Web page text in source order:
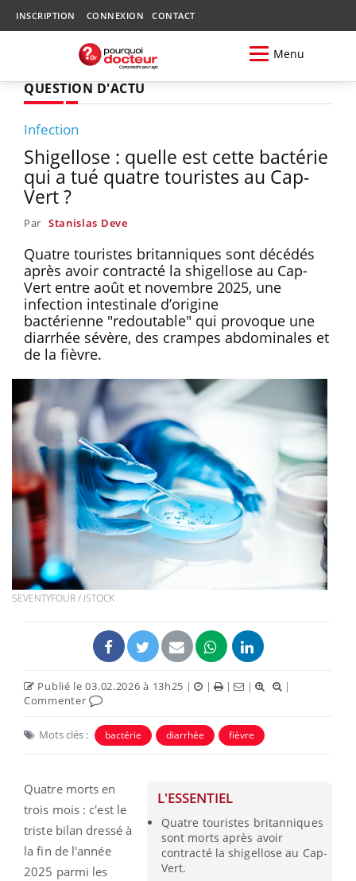
INSCRIPTION CONNEXION CONTACT
Menu
QUESTION D'ACTU
Infection
Shigellose : quelle est cette bactérie
qui a tué quatre touristes au Cap-
Vert ?
Par Stanislas Deve
Quatre touristes britanniques sont décédés
après avoir contracté la shigellose au Cap-
Vert entre août et novembre 2025, une
infection intestinale d’origine
bactérienne "redoutable" qui provoque une
diarrhée sévère, des crampes abdominales et
de la fièvre.
SEVENTYFOUR / ISTOCK
Publié le 03.02.2026 à 13h25 | | | |
|
Commenter
Mots clés : bactérie diarrhée fièvre
L'ESSENTIEL
Quatre touristes britanniques
sont morts après avoir
contracté la shigellose au Cap-
Vert.
Quatre morts en
trois mois : c'est le
triste bilan dressé à
la fin de l'année
2025 parmi les